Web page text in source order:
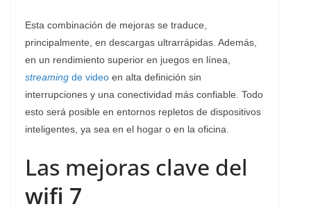
Esta combinación de mejoras se traduce,
principalmente, en descargas ultrarrápidas. Además,
en un rendimiento superior en juegos en línea,
streaming de video en alta definición sin
interrupciones y una conectividad más confiable. Todo
esto será posible en entornos repletos de dispositivos
inteligentes, ya sea en el hogar o en la oficina.
Las mejoras clave del
wifi 7